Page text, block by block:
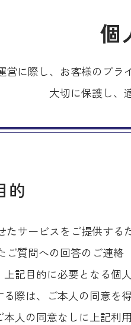
個
営に際し、お客様のプラ
大切に保護し、
的
サービスをご提供する
ご質問への回答のご連絡
記目的に必要となる個
際は、ご本人の同意を
人の同意なしに上記利